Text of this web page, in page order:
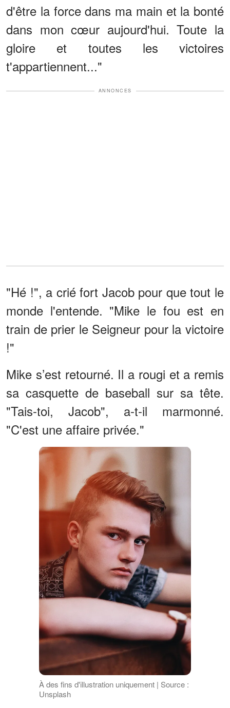
d'être la force dans ma main et la bonté
dans mon cœur aujourd'hui. Toute la
gloire et toutes les victoires
t'appartiennent..."
ANNONCES
"Hé !", a crié fort Jacob pour que tout le
monde l'entende. "Mike le fou est en
train de prier le Seigneur pour la victoire
!"
Mike s’est retourné. Il a rougi et a remis
sa casquette de baseball sur sa tête.
"Tais-toi, Jacob", a-t-il marmonné.
"C'est une affaire privée."
À des fins d'illustration uniquement | Source :
Unsplash